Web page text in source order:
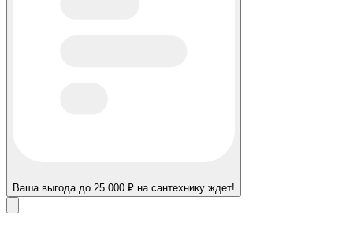
Ваша выгода до 25 000 ₽ на сантехнику ждет!